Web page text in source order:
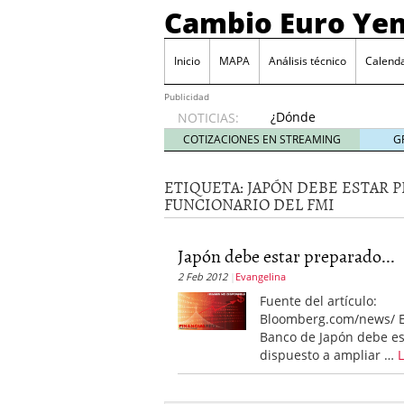
Cambio Euro
Inicio MAPA Análisis técnico
Publicidad
NOTICIAS:
¿Dónde
invertir
en
octubre
31, 2024
El declive continuado
septiembre 26, 2023
El enigma del aceite de
extranjero? septiembre
COTIZACIONES EN STREAMING
ETIQUETA: JAPÓN DEBE ESTAR
FUNCIONARIO DEL FMI
Japón debe estar preparado...
2 Feb 2012 Evangelina
Fuente del artículo:
Bloomberg.com/news/
Banco de Japón debe
dispuesto a ampliar …